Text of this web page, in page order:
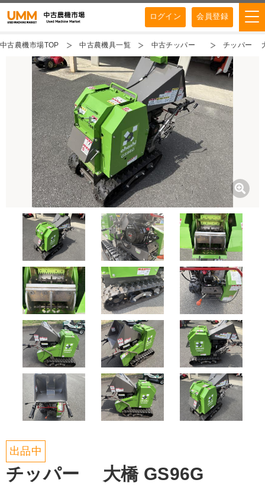
ログイン 会員登録
中古農機市場TOP 中古農機具一覧 中古チッパー チッパー
出品中
チッパー 大橋 GS96G